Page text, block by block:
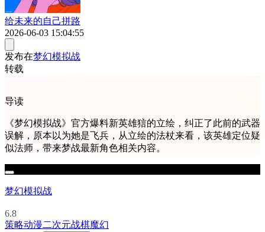
给未来的自己拼路
2026-06-03 15:04:55
发布在梦幻模拟战
转载
导读
《梦幻模拟战》官方爆料新英雄狺的立绘，纠正了此前的武器
误解，原本以为她是飞兵，从立绘的法杖来看，该英雄定位疑
似法师，带来梦战最新角色相关内容。
梦幻模拟战
6.8
策略动漫二次元战棋魔幻